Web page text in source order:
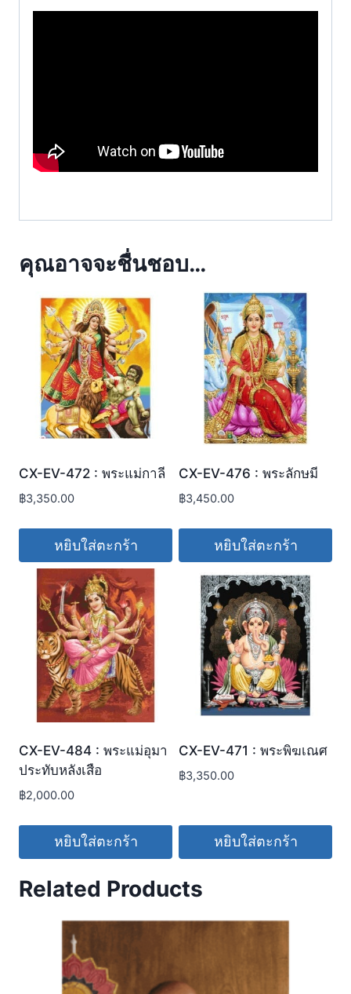
คุณอาจจะชื่นชอบ…
CX-EV-472 : พระแม่กาลี
฿3,350.00
หยิบใส่ตะกร้า
CX-EV-476 : พระลักษมี
฿3,450.00
หยิบใส่ตะกร้า
CX-EV-484 : พระแม่อุมา
ประทับหลังเสือ
฿2,000.00
หยิบใส่ตะกร้า
CX-EV-471 : พระพิฆเณศ
฿3,350.00
หยิบใส่ตะกร้า
Related Products